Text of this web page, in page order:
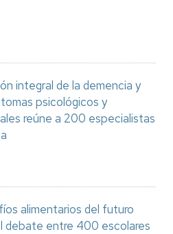
integral de la demencia y
psicológicos y
reúne a 200 especialistas
alimentarios del futuro
debate entre 400 escolares